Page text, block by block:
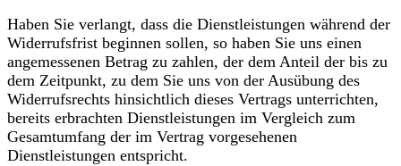
Haben Sie verlangt, dass die Dienstleistungen während der
Widerrufsfrist beginnen sollen, so haben Sie uns einen
angemessenen Betrag zu zahlen, der dem Anteil der bis zu
dem Zeitpunkt, zu dem Sie uns von der Ausübung des
Widerrufsrechts hinsichtlich dieses Vertrags unterrichten,
bereits erbrachten Dienstleistungen im Vergleich zum
Gesamtumfang der im Vertrag vorgesehenen
Dienstleistungen entspricht.